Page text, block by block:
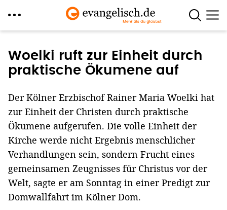
zum
Inhalt
Woelki ruft zur Einheit durch
praktische Ökumene auf
Der Kölner Erzbischof Rainer Maria Woelki hat
zur Einheit der Christen durch praktische
Ökumene aufgerufen. Die volle Einheit der
Kirche werde nicht Ergebnis menschlicher
Verhandlungen sein, sondern Frucht eines
gemeinsamen Zeugnisses für Christus vor der
Welt, sagte er am Sonntag in einer Predigt zur
Domwallfahrt im Kölner Dom.